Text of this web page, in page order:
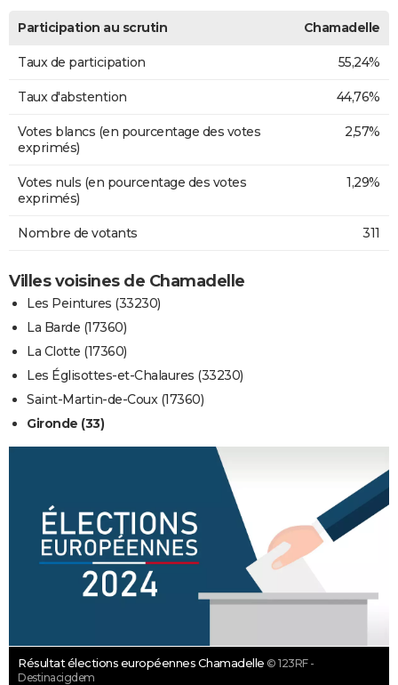
Participation au scrutin Chamadelle
Taux de participation 55,24%
Taux d'abstention 44,76%
Votes blancs (en pourcentage des votes
exprimés)
2,57%
Votes nuls (en pourcentage des votes
exprimés)
1,29%
Nombre de votants 311
Villes voisines de Chamadelle
Les Peintures (33230)
La Barde (17360)
La Clotte (17360)
Les Églisottes-et-Chalaures (33230)
Saint-Martin-de-Coux (17360)
Gironde (33)
Résultat élections européennes Chamadelle © 123RF -
Destinacigdem